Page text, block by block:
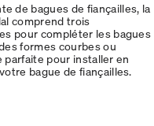
de bagues de fiançailles, la
comprend trois
pour compléter les bagues
formes courbes ou
parfaite pour installer en
bague de fiançailles.